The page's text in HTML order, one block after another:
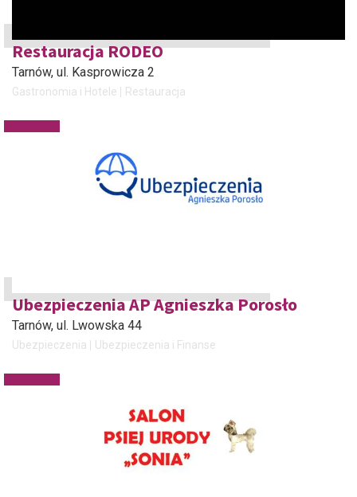
Restauracja RODEO
Tarnów, ul. Kasprowicza 2
Gastronomia i Hotele Restauracja
Ubezpieczenia AP Agnieszka Porosło
Tarnów, ul. Lwowska 44
Ubezpieczenia Ubezpieczenia i Finanse